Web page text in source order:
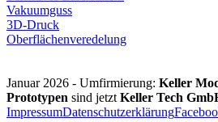
Vakuumguss
3D-Druck
Oberflächenveredelung
Januar 2026 - Umfirmierung: Keller
Prototypen sind jetzt Keller Tech
ImpressumDatenschutzerklärung